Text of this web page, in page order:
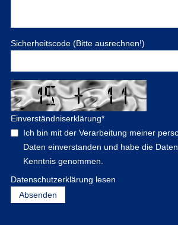
Sicherheitscode (Bitte ausrechnen!)
Einverständniserklärung*
Ich bin mit der Verarbeitung meiner
Daten einverstanden und habe die
Kenntnis genommen.
Datenschutzerklärung lesen